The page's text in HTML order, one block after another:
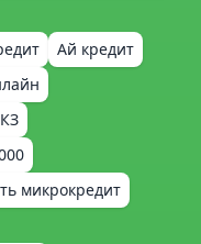
Ай кредит
микрокредит